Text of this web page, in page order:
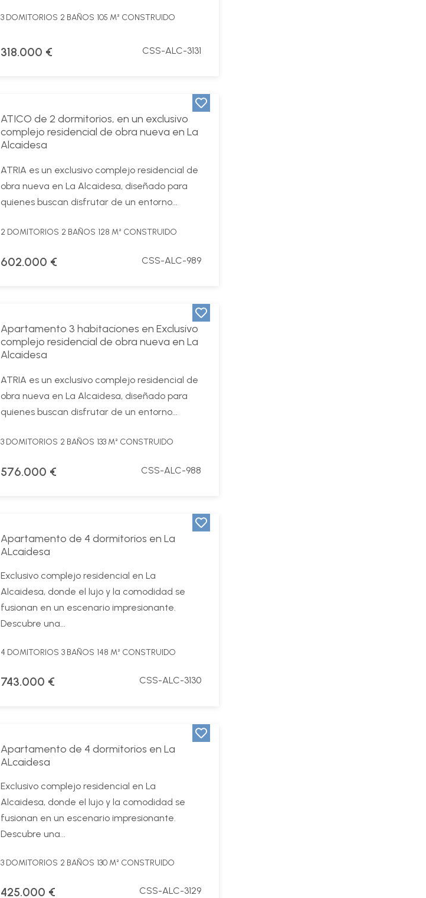
3 DOMITORIOS 2 BAÑOS 105 M² CONSTRUIDO
318.000 € CSS-ALC-3131
ATICO de 2 dormitorios, en un exclusivo
complejo residencial de obra nueva en La
Alcaidesa
ATRIA es un exclusivo complejo residencial de
obra nueva en La Alcaidesa, diseñado para
quienes buscan disfrutar de un entorno...
2 DOMITORIOS 2 BAÑOS 128 M² CONSTRUIDO
602.000 € CSS-ALC-989
Apartamento 3 habitaciones en Exclusivo
complejo residencial de obra nueva en La
Alcaidesa
ATRIA es un exclusivo complejo residencial de
obra nueva en La Alcaidesa, diseñado para
quienes buscan disfrutar de un entorno...
3 DOMITORIOS 2 BAÑOS 133 M² CONSTRUIDO
576.000 € CSS-ALC-988
Apartamento de 4 dormitorios en La
ALcaidesa
Exclusivo complejo residencial en La
Alcaidesa, donde el lujo y la comodidad se
fusionan en un escenario impresionante.
Descubre una...
4 DOMITORIOS 3 BAÑOS 148 M² CONSTRUIDO
743.000 € CSS-ALC-3130
Apartamento de 4 dormitorios en La
ALcaidesa
Exclusivo complejo residencial en La
Alcaidesa, donde el lujo y la comodidad se
fusionan en un escenario impresionante.
Descubre una...
3 DOMITORIOS 2 BAÑOS 130 M² CONSTRUIDO
425.000 € CSS-ALC-3129